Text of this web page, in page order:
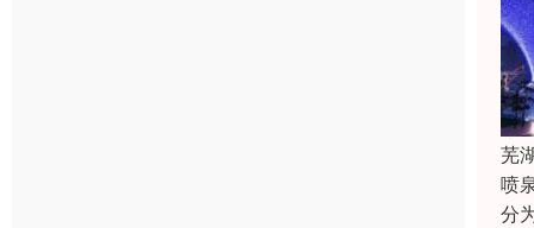
芜
喷
分